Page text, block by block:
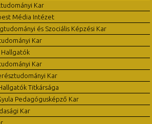
Kar
Média Intézet
és Szociális Képzési Kar
Kar
Hallgatók
Kar
Kar
Titkársága
Pedagógusképző Kar
Kar